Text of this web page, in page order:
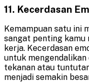
11. Kecerdasan
Kemampuan satu ini
sangat penting kamu
kerja. Kecerdasan
untuk
tekanan atau
menjadi semakin